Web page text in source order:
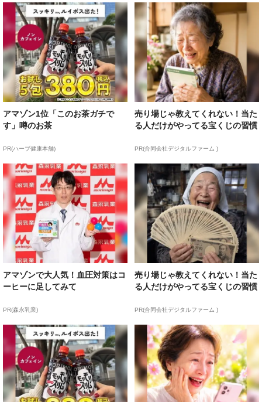
アマゾン1位「このお茶ガチで
す」噂のお茶
PR(ハーブ健康本舗)
売り場じゃ教えてくれない！当た
る人だけがやってる宝くじの習慣
PR(合同会社デジタルファーム )
アマゾンで大人気！血圧対策はコ
ーヒーに足してみて
PR(森永乳業)
売り場じゃ教えてくれない！当た
る人だけがやってる宝くじの習慣
PR(合同会社デジタルファーム )